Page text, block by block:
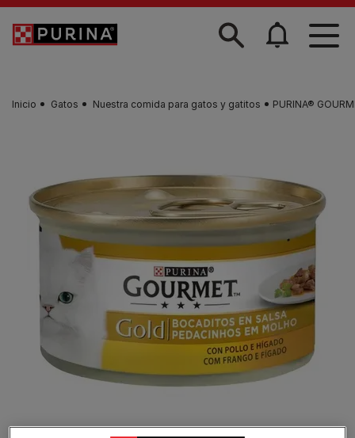
Skip to main content
Inicio Gatos Nuestra comida para gatos y gatitos PURINA®